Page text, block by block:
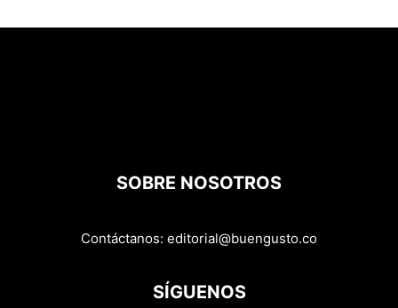
SOBRE NOSOTROS
Contáctanos: editorial@buengusto.co
SÍGUENOS